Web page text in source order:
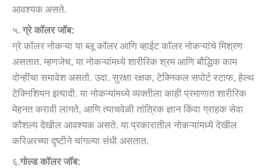
आवश्यक असते.
५. ग्रे कॉलर जॉब:
ग्रे कॉलर नोकऱ्या या ब्लू कॉलर आणि व्हाईट कॉलर नोकऱ्यांचे मिश्रण
असतात. म्हणजेच, या नोकऱ्यांमध्ये शारीरिक श्रम आणि बौद्धिक काम
दोन्हींचा समावेश असतो. उदा. सुरक्षा रक्षक, टेक्निकल सपोर्ट स्टाफ, हेल्थ
टेक्निशियन इत्यादी. या नोकऱ्यांमध्ये व्यक्तीला काही प्रमाणात शारीरिक
मेहनत करावी लागते, आणि त्याचवेळी तांत्रिक ज्ञान किंवा ग्राहक सेवा
कौशल्य देखील आवश्यक असते. या प्रकारातील नोकऱ्यांमध्ये देखील
करिअरच्या दृष्टीने चांगल्या संधी असतात.
६.गोल्ड कॉलर जॉब: